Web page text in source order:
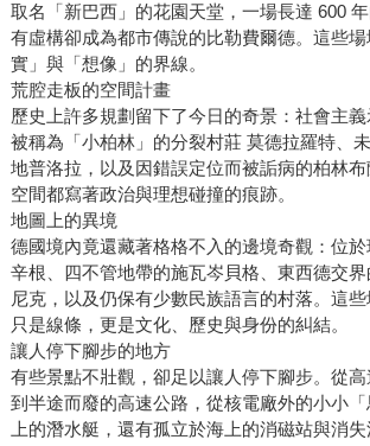
取名「新巴西」的花園天堂，一場長達 600
有虛構卻成為都市傳說的比勒費爾德。這些
實」與「想像」的界線。
荒腔走板的空間計畫
歷史上許多規劃留下了今日的奇景：社會主義
被稱為「小柏林」的分裂村莊 莫德拉羅特、
地普洛拉，以及因錯誤定位而被詬病的柏林
空間都寫著政治與理想碰撞的痕跡。
地圖上的異境
德國境內竟還藏著格格不入的邊境奇觀：位
辛根、四不管地帶的施瓦岑貝格、東西德交界
尼克，以及仍保有少數民族語言的村落。這
只是線條，更是文化、歷史與身份的糾結。
讓人停下腳步的地方
有些景點不壯觀，卻足以讓人停下腳步。從
到半途而廢的高速公路，從核電廠外的小小
上的潛水艇，還有孤立於海上的消磁站與消